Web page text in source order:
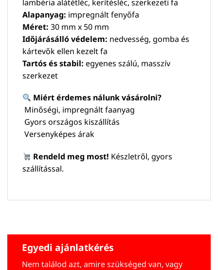
lambéria alátétléc, kerítésléc, szerkezeti fa
Alapanyag: impregnált fenyőfa
Méret: 30 mm x 50 mm
Időjárásálló védelem: nedvesség, gomba és
kártevők ellen kezelt fa
Tartós és stabil: egyenes szálú, masszív
szerkezet
Miért érdemes nálunk vásárolni?
Minőségi, impregnált faanyag
Gyors országos kiszállítás
Versenyképes árak
Rendeld meg most! Készletről, gyors
szállítással.
Egyedi ajánlatkérés
Nem találod azt, amire szükséged van, vagy